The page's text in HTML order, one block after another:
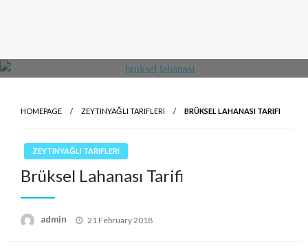
HOMEPAGE ZEYTINYAĞLI TARIFLERI BRÜKSEL LAHANASI TARIFI
ZEYTINYAĞLI TARIFLERI
Brüksel Lahanası Tarifi
admin
Posted
21 February 2018